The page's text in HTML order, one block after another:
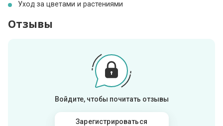
Уход за цветами и растениями
Отзывы
Войдите, чтобы почитать отзывы
Зарегистрироваться